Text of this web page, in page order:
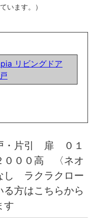
います。）
リビングドア
・片引 扉 ０１
００高 〈ネオ
ラクラクロー
方はこちらから
す